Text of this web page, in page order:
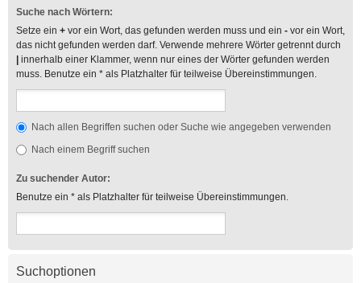
Suche nach Wörtern:
Setze ein + vor ein Wort, das gefunden werden muss und ein - vor ein Wort,
das nicht gefunden werden darf. Verwende mehrere Wörter getrennt durch
innerhalb einer Klammer, wenn nur eines der Wörter gefunden werden
muss. Benutze ein * als Platzhalter für teilweise Übereinstimmungen.
Nach allen Begriffen suchen oder Suche wie angegeben verwenden
Nach einem Begriff suchen
Zu suchender Autor:
Benutze ein * als Platzhalter für teilweise Übereinstimmungen.
Suchoptionen